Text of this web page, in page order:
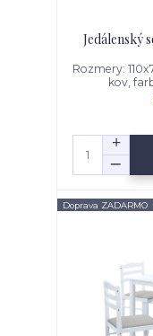
Jedálenský
Rozmery:
kov,
Doprava ZADARMO